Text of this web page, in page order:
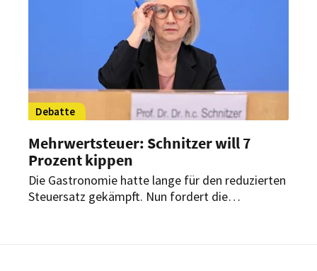
Debatte
Mehrwertsteuer: Schnitzer will 7
Prozent kippen
Die Gastronomie hatte lange für den reduzierten
Steuersatz gekämpft. Nun fordert die